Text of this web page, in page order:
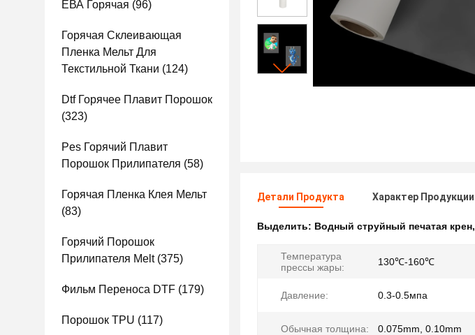
ЕВА Горячая (96)
Горячая Склеивающая
Пленка Мельт Для
Текстильной Ткани (124)
Dtf Горячее Плавит Порошок
(323)
Pes Горячий Плавит
Порошок Прилипателя (58)
Горячая Пленка Клея Мельт
(83)
Горячий Порошок
Прилипателя Melt(375)
Фильм Переноса DTF (179)
Порошок TPU (117)
Детали Продукта Характер Продукции
Выделить: Водный струйный печатая крен,
Температура
прессы жары:
130℃-160℃
Давление: 0.3-0.5мпа
Обычная толщина: 0.075mm, 0.10mm